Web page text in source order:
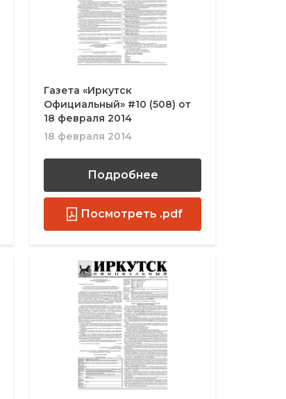
Газета «Иркутск
Официальный» #10 (508) от
18 февраля 2014
18 февраля 2014
Подробнее
Посмотреть .pdf